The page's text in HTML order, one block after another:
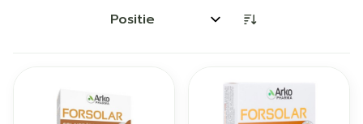
Sorteer op: